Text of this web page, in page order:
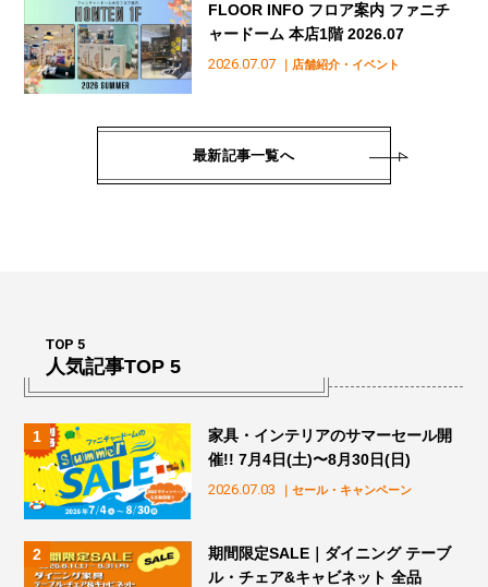
2026.07.07 ｜店舗紹介・イベント
FLOOR INFO フロア案内 ファニチ
ャードーム 本店1階 2026.07
最新記事一覧へ
TOP 5
人気記事TOP 5
2026.07.03 ｜セール・キャンペーン
家具・インテリアのサマーセール開
催!! 7月4日(土)〜8月30日(日)
期間限定SALE｜ダイニング テーブ
ル・チェア&キャビネット 全品